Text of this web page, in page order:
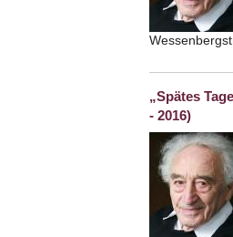
„Spätes
- 2016)